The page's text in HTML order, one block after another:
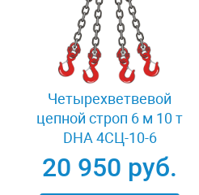
Четырехветвевой
цепной строп 6 м 10 т
DHA 4СЦ-10-6
20 950 руб.